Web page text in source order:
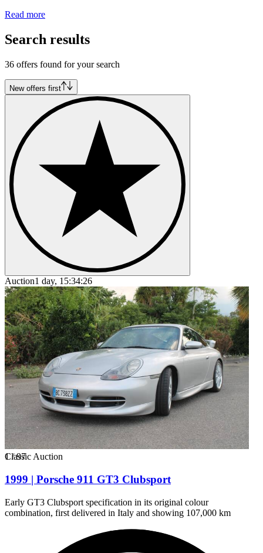
Read more
Search results
36 offers found for your search
New offers first
Auction1 day, 15:34:26
1/97
Classic Auction
1999 | Porsche 911 GT3 Clubsport
Early GT3 Clubsport specification in its original colour
combination, first delivered in Italy and showing 107,000 km